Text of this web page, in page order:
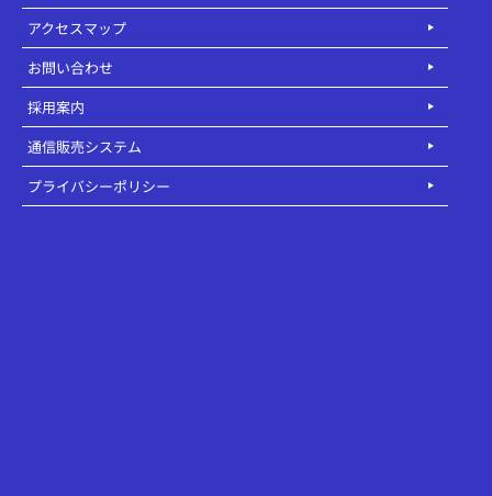
アクセスマップ
お問い合わせ
採用案内
通信販売システム
プライバシーポリシー